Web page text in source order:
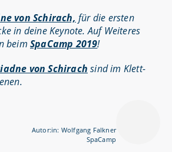
von Schirach, für die ersten
in deine Keynote. Auf Weiteres
beim SpaCamp 2019!
von Schirach sind im Klett-
Autor:in: Wolfgang Falkner
SpaCamp